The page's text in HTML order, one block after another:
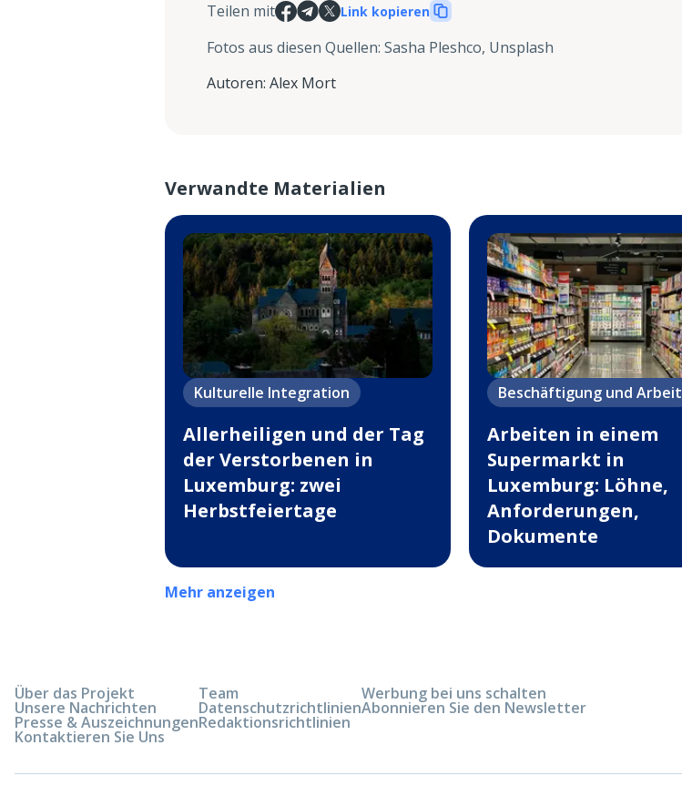
Teilen mit Link kopieren
Fotos aus diesen Quellen: Sasha Pleshco, Unsplash
Autoren: Alex Mort
Verwandte Materialien
Kulturelle Integration
Allerheiligen und der Tag
der Verstorbenen in
Luxemburg: zwei
Herbstfeiertage
Beschäftigung und Arbeit
Arbeiten in einem
Supermarkt in
Luxemburg: Löhne,
Anforderungen,
Dokumente
Mehr anzeigen
Über das Projekt
Unsere Nachrichten
Presse & Auszeichnungen
Kontaktieren Sie Uns
Team
Datenschutzrichtlinien
Redaktionsrichtlinien
Werbung bei uns schalten
Abonnieren Sie den Newsletter